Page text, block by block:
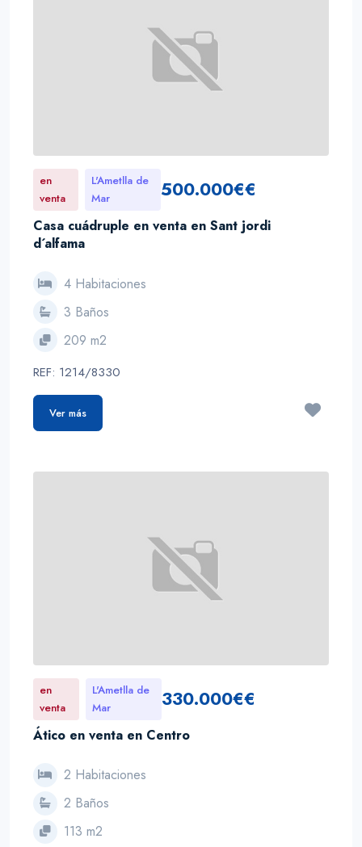
en
venta
L'Ametlla de
Mar
500.000€€
Casa cuádruple en venta en Sant jordi
d´alfama
4 Habitaciones
3 Baños
209 m2
REF: 1214/8330
Ver más
en
venta
L'Ametlla de
Mar
330.000€€
Ático en venta en Centro
2 Habitaciones
2 Baños
113 m2